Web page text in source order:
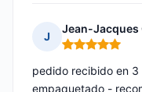
J
Jean-Jacques
Nota: 5 de 5
pedido recibido en
empaquetado -